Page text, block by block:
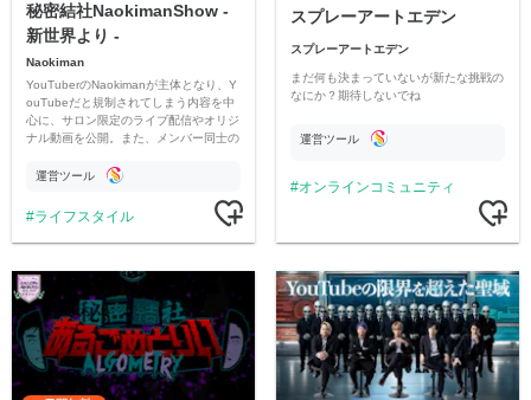
秘密結社NaokimanShow -
新世界より -
Naokiman
YouTuberのNaokimanが主体となり、Y
ouTubeだと規制されてしまう内容を中
心に、サロン限定のライブ配信やオリジ
ナル動画を公開。また、メンバー同士の
ただいています。
運営ツール
ライフスタイル
スプレーアートエデン
スプレーアートエデン
まだ何も決まっていないが新たな挑戦の
なにか？期待しないでね
運営ツール
オンラインコミュニティ